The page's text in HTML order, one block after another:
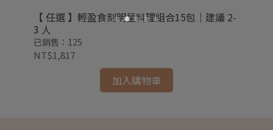
【 任選 】輕盈食刻明星料理組合15包｜建議 2-
3 人
已銷售：125
NT$1,817
加入購物車